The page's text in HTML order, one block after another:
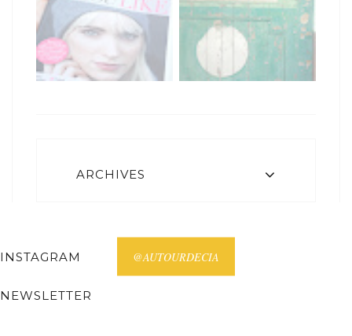
ARCHIVES
INSTAGRAM @AUTOURDECIA
NEWSLETTER